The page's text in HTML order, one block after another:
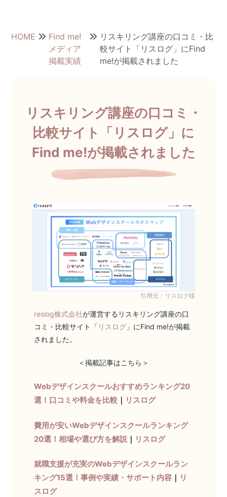
HOME
Find me!
メディア
掲載実績
リスキリング講座の口コミ・比
較サイト「リスログ」にFind
me!が掲載されました
リスキリング講座の口コミ・
比較サイト「リスログ」に
Find me!が掲載されました
引用元：リスログ様
reslog株式会社が運営するリスキリング講座の口
コミ・比較サイト「 リスログ 」にFind me!が掲載
されました。
＜掲載記事はこちら＞
Webデザインスクールおすすめランキング20
選！口コミや料金を比較 ｜ リスログ
費用が安いWebデザインスクールランキング
20選！相場や選び方を解説 ｜ リスログ
就職支援が充実のWebデザインスクールラン
キング15選！事例や実績・サポート内容 ｜ リ
スログ